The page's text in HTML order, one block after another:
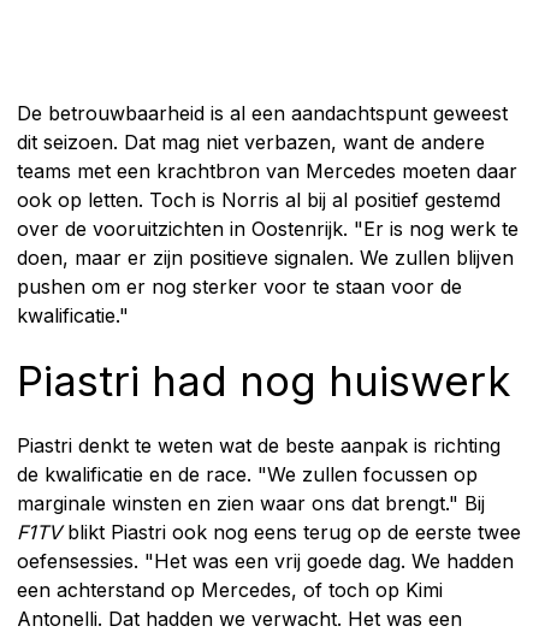
De betrouwbaarheid is al een aandachtspunt geweest
dit seizoen. Dat mag niet verbazen, want de andere
teams met een krachtbron van Mercedes moeten daar
ook op letten. Toch is Norris al bij al positief gestemd
over de vooruitzichten in Oostenrijk. "Er is nog werk te
doen, maar er zijn positieve signalen. We zullen blijven
pushen om er nog sterker voor te staan voor de
kwalificatie."
Piastri had nog huiswerk
Piastri denkt te weten wat de beste aanpak is richting
de kwalificatie en de race. "We zullen focussen op
marginale winsten en zien waar ons dat brengt." Bij
F1TVblikt Piastri ook nog eens terug op de eerste twee
oefensessies. "Het was een vrij goede dag. We hadden
een achterstand op Mercedes, of toch op Kimi
Antonelli. Dat hadden we verwacht. Het was een